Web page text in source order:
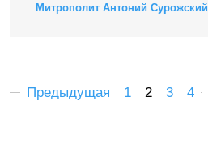
Митрополит Антоний Сурожский
Предыдущая 1 2 3 4